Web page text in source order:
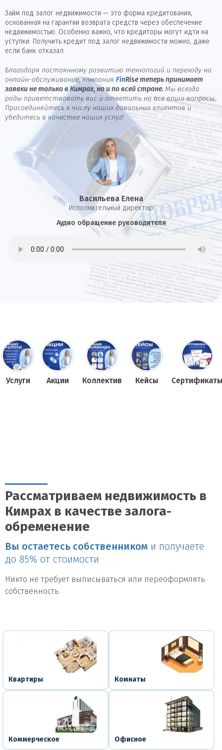
Займ под залог недвижимости — это форма кредитования,
основанная на гарантии возврата средств через обеспечение
недвижимостью. Особенно важно, что кредиторы могут идти на
уступки. Получить кредит под залог недвижимости можно, даже
если банк отказал.
Благодаря постоянному развитию технологий и переходу на
онлайн-обслуживание, компания FinRise теперь принимает
заявки не только в Кимрах, но и по всей стране. Мы всегда
рады приветствовать вас и ответить на все ваши вопросы.
Присоединяйтесь к числу наших довольных клиентов и
убедитесь в качестве наших услуг!
Васильева Елена
И сполнительный директор
Аудио обращение руководителя
Услуги Акции Коллектив Кейсы Сертификаты
Рассматриваем недвижимость в
Кимрах в качестве залога-
обременение
Вы остаетесь собственником и получаете
до 85% от стоимости
Никто не требует выписываться или переоформлять
собственность
Квартиры Комнаты
Коммерческое Офисное